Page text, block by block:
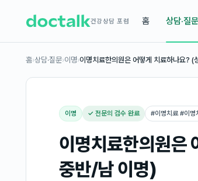
건강상담 포럼 홈 상담·질문
홈›상담·질문›이명›이명치료한의원은 어떻게 치료하나요?
이명 ✓ 전문의 검수 완료 #이명치료 #이명
이명치료한의원은
중반/남 이명)